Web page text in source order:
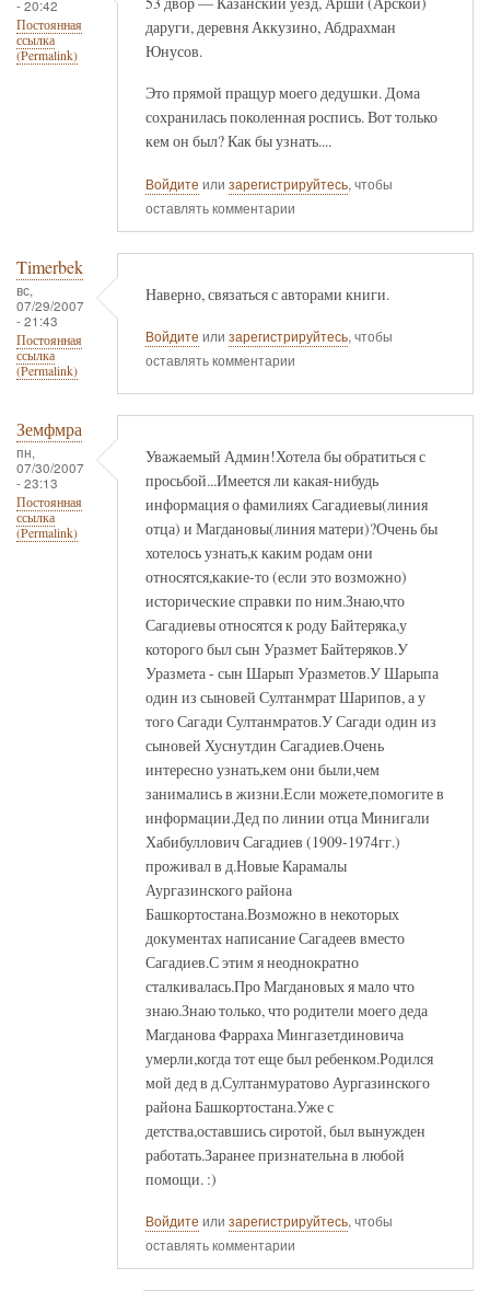
- 20:42
Постоянная
ссылка
(Permalink)
даруги, деревня Аккузино, Абдрахман
Юнусов.
Это прямой пращур моего дедушки. Дома
сохранилась поколенная роспись. Вот только
кем он был? Как бы узнать....
Войдите или зарегистрируйтесь, чтобы
оставлять комментарии
Timerbek
вс,
07/29/2007
- 21:43
Постоянная
ссылка
(Permalink)
Наверно, связаться с авторами книги.
Войдите или зарегистрируйтесь, чтобы
оставлять комментарии
Земфмра
пн,
07/30/2007
- 23:13
Постоянная
ссылка
(Permalink)
Уважаемый Админ!Хотела бы обратиться с
просьбой...Имеется ли какая-нибудь
информация о фамилиях Сагадиевы(линия
отца) и Магдановы(линия матери)?Очень бы
хотелось узнать,к каким родам они
относятся,какие-то (если это возможно)
исторические справки по ним.Знаю,что
Сагадиевы относятся к роду Байтеряка,у
которого был сын Уразмет Байтеряков.У
Уразмета - сын Шарып Уразметов.У Шарыпа
один из сыновей Султанмрат Шарипов, а у
того Сагади Султанмратов.У Сагади один из
сыновей Хуснутдин Сагадиев.Очень
интересно узнать,кем они были,чем
занимались в жизни.Если можете,помогите в
информации.Дед по линии отца Минигали
Хабибуллович Сагадиев (1909-1974гг.)
проживал в д.Новые Карамалы
Аургазинского района
Башкортостана.Возможно в некоторых
документах написание Сагадеев вместо
Сагадиев.С этим я неоднократно
сталкивалась.Про Магдановых я мало что
знаю.Знаю только, что родители моего деда
Магданова Фарраха Мингазетдиновича
умерли,когда тот еще был ребенком.Родился
мой дед в д.Султанмуратово Аургазинского
района Башкортостана.Уже с
детства,оставшись сиротой, был вынужден
работать.Заранее признательна в любой
помощи. :)
Войдите или зарегистрируйтесь, чтобы
оставлять комментарии